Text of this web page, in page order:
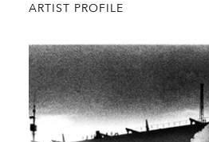
ARTIST PROFILE